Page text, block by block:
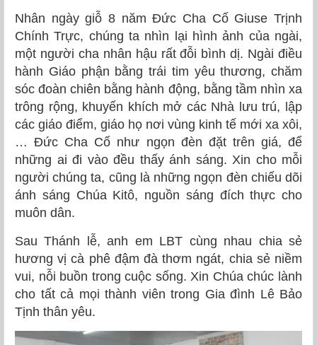
Nhân ngày giỗ 8 năm Đức Cha Cố Giuse Trịnh
Chính Trực, chúng ta nhìn lại hình ảnh của ngài,
một người cha nhân hậu rất đỗi bình dị. Ngài điều
hành Giáo phận bằng trái tim yêu thương, chăm
sóc đoàn chiên bằng hành động, bằng tầm nhìn xa
trông rộng, khuyến khích mở các Nhà lưu trú, lập
các giáo điểm, giáo họ nơi vùng kinh tế mới xa xôi,
… Đức Cha Cố như ngọn đèn đặt trên giá, để
những ai đi vào đều thấy ánh sáng. Xin cho mỗi
người chúng ta, cũng là những ngọn đèn chiếu dõi
ánh sáng Chúa Kitô, nguồn sáng đích thực cho
muôn dân.
Sau Thánh lễ, anh em LBT cùng nhau chia sẻ
hương vị cà phê đậm đà thơm ngát, chia sẻ niềm
vui, nỗi buồn trong cuộc sống. Xin Chúa chúc lành
cho tất cả mọi thành viên trong Gia đình Lê Bảo
Tịnh thân yêu.